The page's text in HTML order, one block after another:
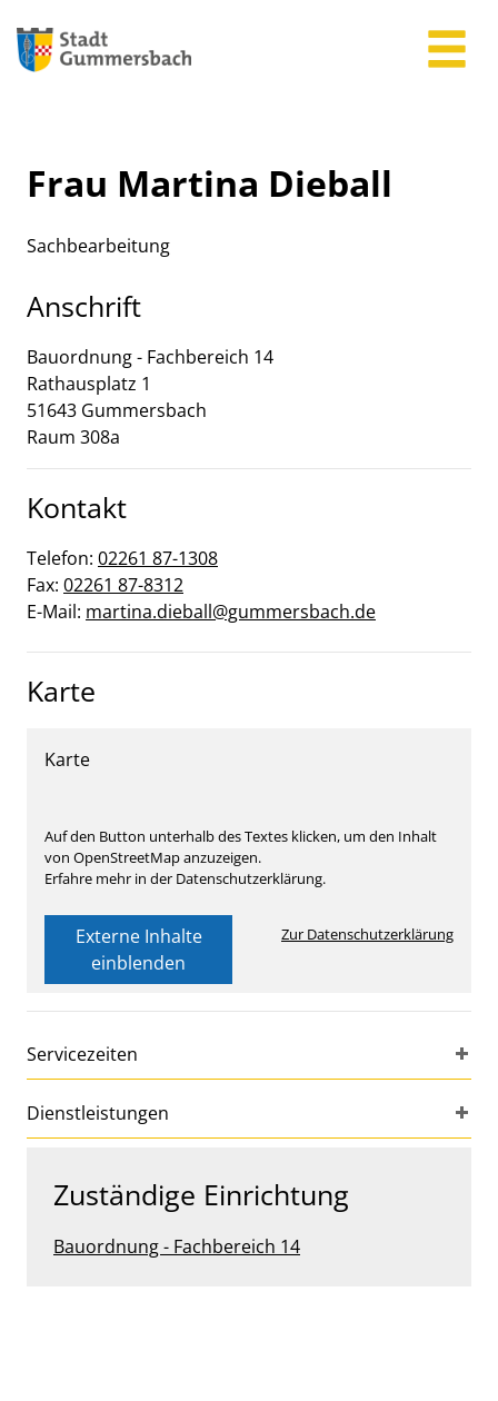
Frau Martina Dieball
Sachbearbeitung
Anschrift
Bauordnung - Fachbereich 14
Rathausplatz 1
51643 Gummersbach
Raum 308a
Kontakt
Telefon: 02261 87-1308
Fax: 02261 87-8312
E-Mail: martina.dieball@gummersbach.de
Karte
Karte
Auf den Button unterhalb des Textes klicken, um den Inhalt
von OpenStreetMap anzuzeigen.
Erfahre mehr in der Datenschutzerklärung.
Externe Inhalte
einblenden
Zur Datenschutzerklärung
Servicezeiten
Dienstleistungen
Zuständige Einrichtung
Bauordnung - Fachbereich 14